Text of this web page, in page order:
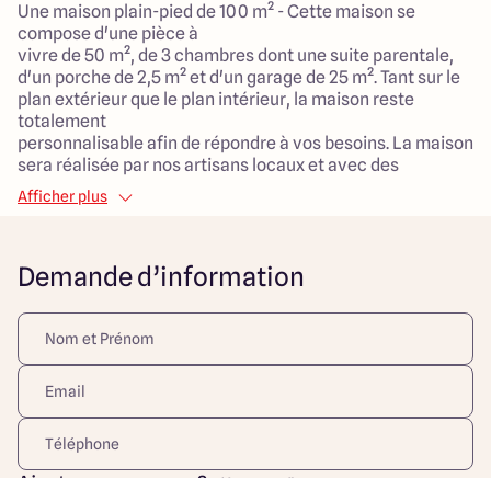
Une maison plain-pied de 100 m² - Cette maison se
compose d'une pièce à
vivre de 50 m², de 3 chambres dont une suite parentale,
d'un porche de 2,5 m² et d'un garage de 25 m². Tant sur le
plan extérieur que le plan intérieur, la maison reste
totalement
personnalisable afin de répondre à vos besoins. La maison
sera réalisée par nos artisans locaux et avec des
matériaux durables et de qualité fournis localement.
Maison faible consommation avec le système de
***
**Découvrez votre terrain de rêve à La Chapelle-de-
Guinchay, l'endroit idéal pour créer votre maison sur
mesure avec Maisons ARLOGIS !**
Rêvez-vous de vivre dans une maison conçue
spécialement pour vous, à La Chapelle-de-Guinchay,
dans le département de la Saône-et-Loire (71) ? Maisons
ARLOGIS, le spécialiste du sur-mesure depuis 1988, vous
offre l'opportunité de donner vie à vos projets.
Afficher plus
Demande d’information